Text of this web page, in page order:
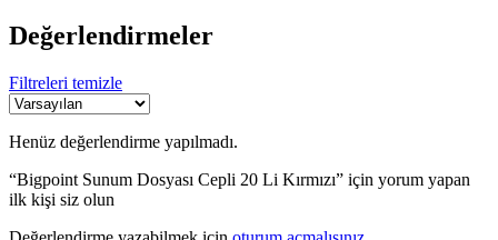
Değerlendirmeler
Filtreleri temizle
Henüz değerlendirme yapılmadı.
“Bigpoint Sunum Dosyası Cepli 20 Li Kırmızı” için yorum yapan
ilk kişi siz olun